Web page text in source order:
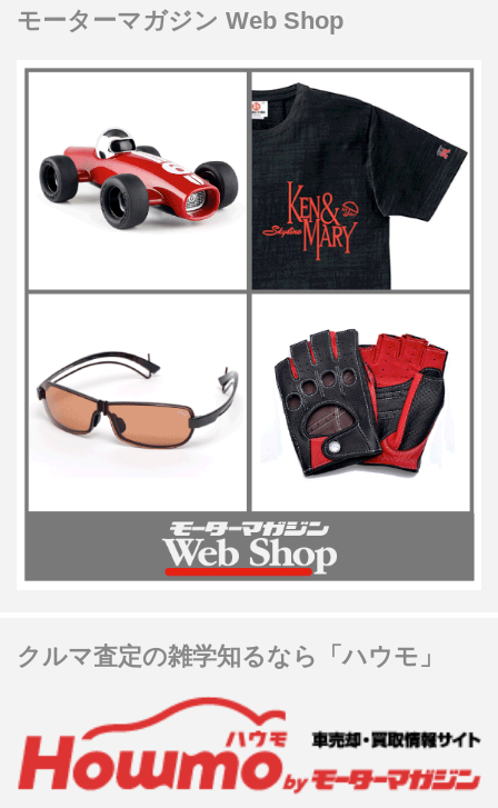
モーターマガジン Web Shop
クルマ査定の雑学知るなら「ハウモ」